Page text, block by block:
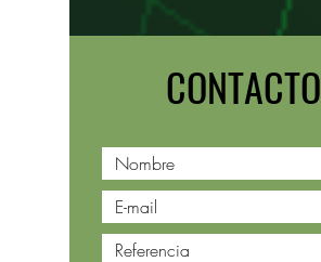
CONTACTO